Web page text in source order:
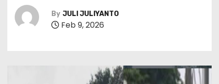
By JULI JULIYANTO
Feb 9, 2026